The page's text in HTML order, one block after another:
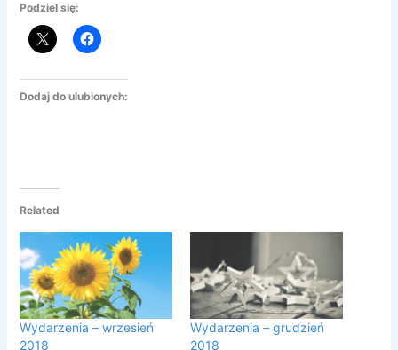
Podziel się:
Dodaj do ulubionych:
Related
Wydarzenia – wrzesień
2018
Wydarzenia – grudzień
2018